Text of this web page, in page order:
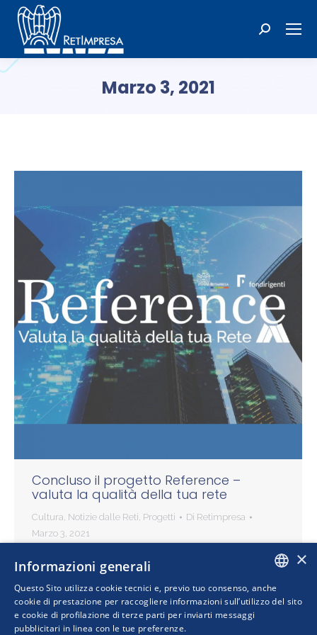
Cerca:
Marzo 3, 2021
Concluso il progetto Reference –
valuta la qualità della tua rete
Cultura, Notizie dalle Reti, Progetti Di Retimpresa
Marzo 3, 2021
Si è concluso il 03 Marzo 2021 il progetto
“Reference – valuta la qualità della tua rete”
che ha visto la nascita del primo Modello di
valutazione della qualità delle reti.…
ITALIAN
×
Informazioni generali
Questo Sito utilizza cookie tecnici e, previo tuo consenso, anche
cookie di prestazione per raccogliere informazioni sull’utilizzo del sito
e cookie di profilazione di terze parti per inviarti messaggi
pubblicitari in linea con le tue preferenze.